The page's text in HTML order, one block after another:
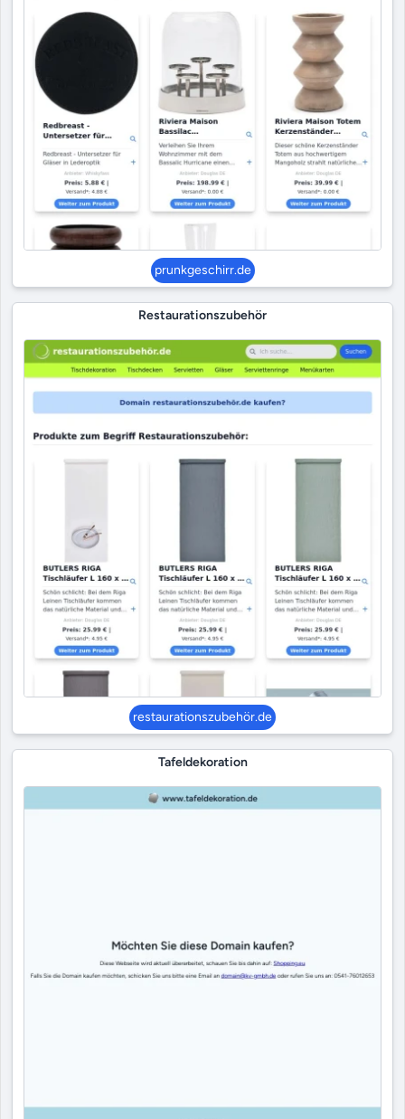
prunkgeschirr.de
Restaurationszubehör
restaurationszubehör.de
Tafeldekoration